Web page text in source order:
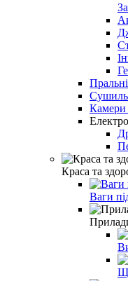
Камери
Краса та
Ваги